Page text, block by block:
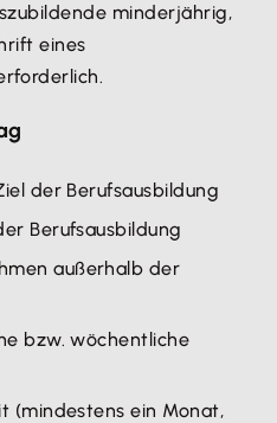
minderjährig,
eines
der Berufsausbildung
Berufsausbildung
außerhalb der
bzw. wöchentliche
(mindestens ein Monat,